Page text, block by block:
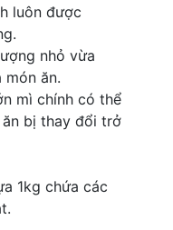
luôn được
nhỏ vừa
món ăn.
mì chính có thể
bị thay đổi trở
1kg chứa các